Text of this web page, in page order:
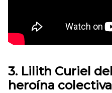
3. Lilith Curiel
heroína